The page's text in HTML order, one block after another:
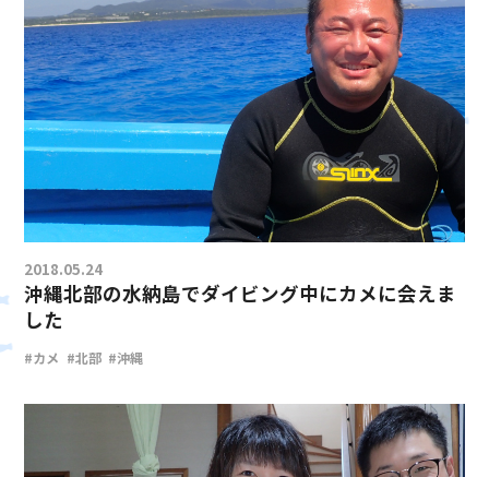
2018.05.24
沖縄北部の水納島でダイビング中にカメに会えま
した
#カメ #北部 #沖縄